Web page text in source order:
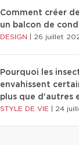
Comment créer
un balcon de
DESIGN 26 juillet
Pourquoi les
envahissent
plus que d'autres
STYLE DE VIE 24